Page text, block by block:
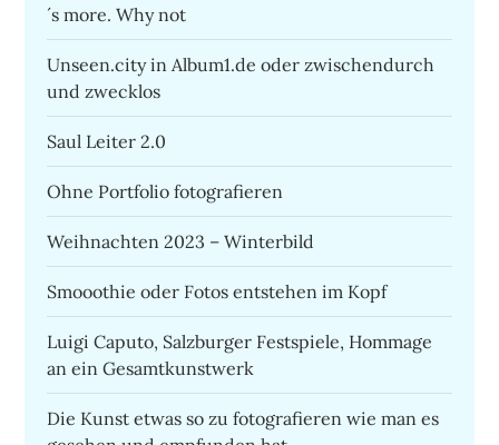
´s more. Why not
Unseen.city in Album1.de oder zwischendurch
und zwecklos
Saul Leiter 2.0
Ohne Portfolio fotografieren
Weihnachten 2023 – Winterbild
Smooothie oder Fotos entstehen im Kopf
Luigi Caputo, Salzburger Festspiele, Hommage
an ein Gesamtkunstwerk
Die Kunst etwas so zu fotografieren wie man es